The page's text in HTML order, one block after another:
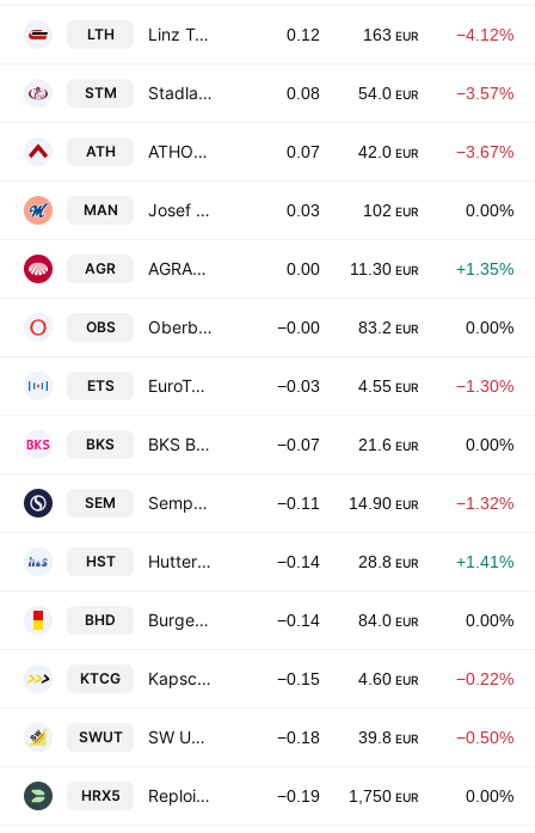
LTH Linz Textil Holding Aktiengesellschaft 0.12 163 EUR −4.12%
STM Stadlauer Malzfabrik AG 0.08 54.0 EUR −3.57%
ATH ATHOS Immobilien AG 0.07 42.0 EUR −3.67%
MAN Josef Manner & Comp. AG 0.03 102 EUR 0.00%
AGR AGRANA Beteiligungs-AG 0.00 11.30 EUR +1.35%
OBS Oberbank AG −0.00 83.2 EUR 0.00%
ETS EuroTeleSites AG −0.03 4.55 EUR −1.30%
BKS BKS Bank AG −0.07 21.6 EUR 0.00%
SEM Semperit AG Holding −0.11 14.90 EUR −1.32%
HST Hutter & Schrantz Stahlbau AG −0.14 28.8 EUR +1.41%
BHD Burgenland Holding AG −0.14 84.0 EUR 0.00%
KTCG Kapsch TrafficCom AG −0.15 4.60 EUR −0.22%
SWUT SW Umwelttechnik Stoiser & Wolschner AG −0.18 39.8 EUR −0.50%
HRX5 Reploid Group AG −0.19 1,750 EUR 0.00%